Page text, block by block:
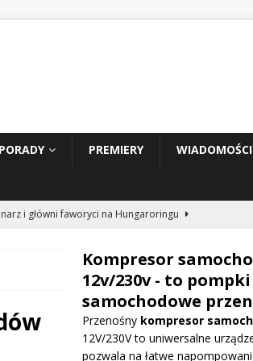
PORADY PREMIERY WIADOMOŚCI
i główni faworyci na Hungaroringu
za kierownicę NASCAR
WIADOMOŚCI
na GP Węgier i testuje skrzydło Macarena
Kompresor
12v/230v - to pompki
samochodowe
Przenośny kompresor
12V/230V to uniwersalne
pozwala na łatwe